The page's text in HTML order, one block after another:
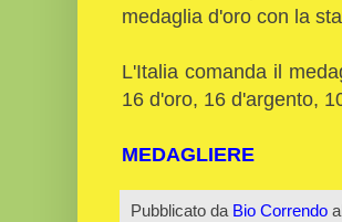
medaglia d'oro con la
L'Italia comanda il
16 d'oro, 16 d'argento,
MEDAGLIERE
Pubblicato da Bio Correndo